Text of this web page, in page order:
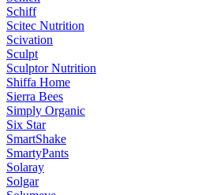
Schiff
Scitec Nutrition
Scivation
Sculpt
Sculptor Nutrition
Shiffa Home
Sierra Bees
Simply Organic
Six Star
SmartShake
SmartyPants
Solaray
Solgar